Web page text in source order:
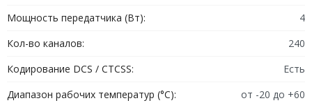
Мощность передатчика (Вт):
4
Кол-во каналов:
240
Кодирование DCS / CTCSS:
Есть
Диапазон рабочих температур (°C):
от -20 до +60